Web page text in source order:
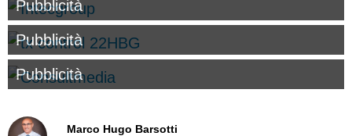
Pubblicità
Pubblicità
Pubblicità
Marco Hugo Barsotti